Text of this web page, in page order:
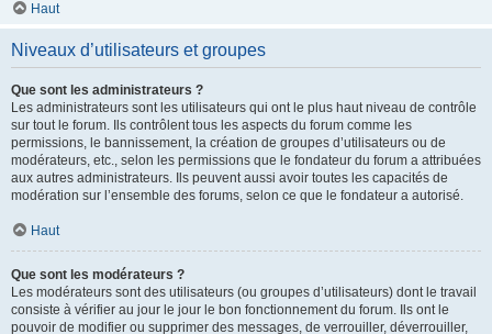
Haut
Niveaux d’utilisateurs et groupes
Que sont les administrateurs ?
Les administrateurs sont les utilisateurs qui ont le plus haut niveau de contrôle
sur tout le forum. Ils contrôlent tous les aspects du forum comme les
permissions, le bannissement, la création de groupes d’utilisateurs ou de
modérateurs, etc., selon les permissions que le fondateur du forum a attribuées
aux autres administrateurs. Ils peuvent aussi avoir toutes les capacités de
modération sur l’ensemble des forums, selon ce que le fondateur a autorisé.
Haut
Que sont les modérateurs ?
Les modérateurs sont des utilisateurs (ou groupes d’utilisateurs) dont le travail
consiste à vérifier au jour le jour le bon fonctionnement du forum. Ils ont le
pouvoir de modifier ou supprimer des messages, de verrouiller, déverrouiller,